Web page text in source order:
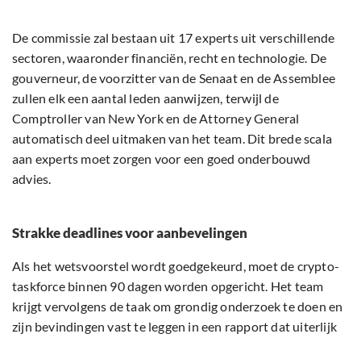
De commissie zal bestaan uit 17 experts uit verschillende
sectoren, waaronder financiën, recht en technologie. De
gouverneur, de voorzitter van de Senaat en de Assemblee
zullen elk een aantal leden aanwijzen, terwijl de
Comptroller van New York en de Attorney General
automatisch deel uitmaken van het team. Dit brede scala
aan experts moet zorgen voor een goed onderbouwd
advies.
Strakke deadlines voor aanbevelingen
Als het wetsvoorstel wordt goedgekeurd, moet de crypto-
taskforce binnen 90 dagen worden opgericht. Het team
krijgt vervolgens de taak om grondig onderzoek te doen en
zijn bevindingen vast te leggen in een rapport dat uiterlijk